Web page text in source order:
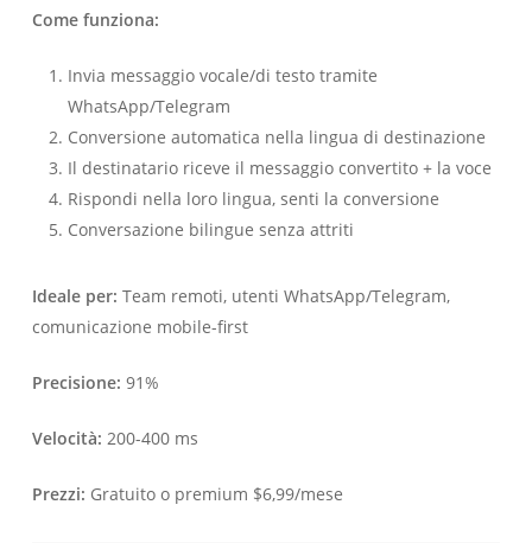
Come funziona:
Invia messaggio vocale/di testo tramite
WhatsApp/Telegram
Conversione automatica nella lingua di destinazione
Il destinatario riceve il messaggio convertito + la voce
Rispondi nella loro lingua, senti la conversione
Conversazione bilingue senza attriti
Ideale per: Team remoti, utenti WhatsApp/Telegram,
comunicazione mobile-first
Precisione: 91%
Velocità: 200-400 ms
Prezzi: Gratuito o premium $6,99/mese